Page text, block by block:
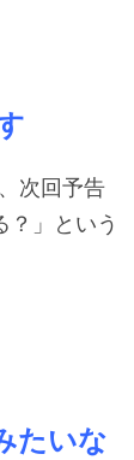
次回予告
？」という
たいな